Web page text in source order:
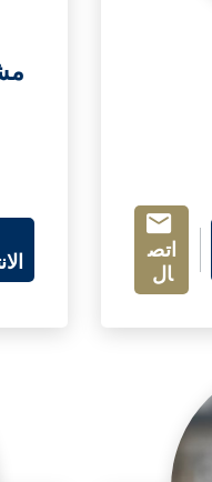
اتص
ال